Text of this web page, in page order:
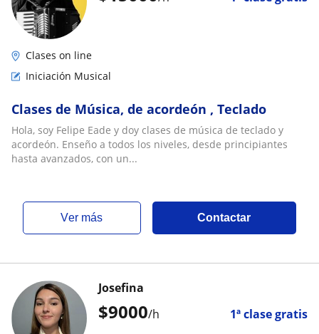
Clases on line
Iniciación Musical
Clases de Música, de acordeón , Teclado
Hola, soy Felipe Eade y doy clases de música de teclado y
acordeón. Enseño a todos los niveles, desde principiantes
hasta avanzados, con un...
ver más Contactar
$9000/h 1ª clase gratis
Josefina